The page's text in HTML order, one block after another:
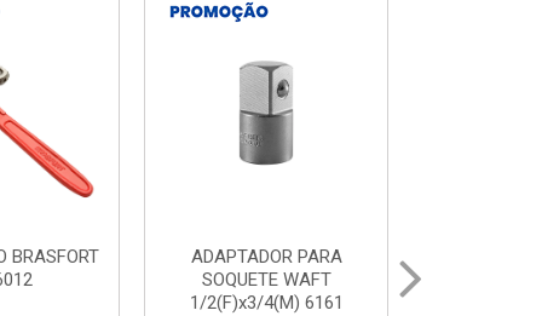
ABAJOUR LED
BRASFORT COB MESA
BOLSA PARA
FERRAMENTAS
BRASFORT FECHADA